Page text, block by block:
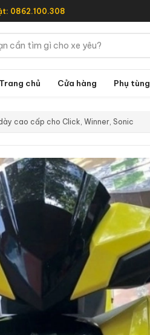
0862.100.308
Trang chủ Cửa hàng Phụ tùng
cao cấp cho Click, Winner, Sonic